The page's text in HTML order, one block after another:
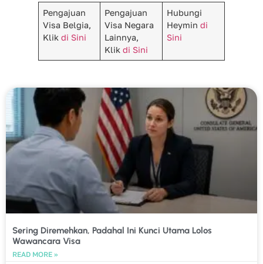
Pengajuan
Visa Belgia,
Klik di Sini
Pengajuan
Visa Negara
Lainnya,
Klikdi Sini
Hubungi
Heymindi
Sini
Sering Diremehkan, Padahal Ini Kunci Utama Lolos
Wawancara Visa
READ MORE »